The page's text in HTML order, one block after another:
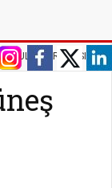
ULUSLARARASI